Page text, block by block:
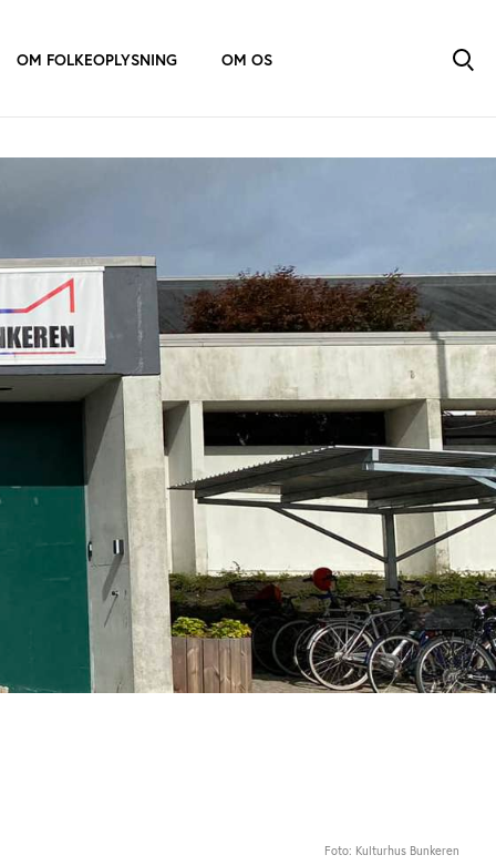
OM FOLKEOPLYSNING OM OS
Foto: Kulturhus Bunkeren